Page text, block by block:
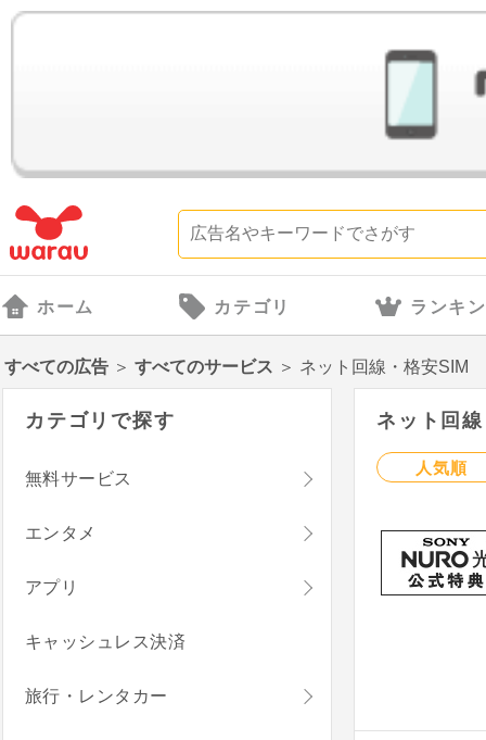
ホーム カテゴリ ランキ
すべての広告 ＞ すべてのサービス ＞ ネット回線・格安SIM
ネット回
人気順
カテゴリで探す
無料サービス
エンタメ
アプリ
キャッシュレス決済
旅行・レンタカー